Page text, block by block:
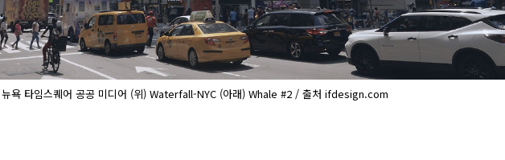
뉴욕 타임스퀘어 공공 미디어 (위) Waterfall-NYC (아래) Whale #2 / 출처 ifdesign.com